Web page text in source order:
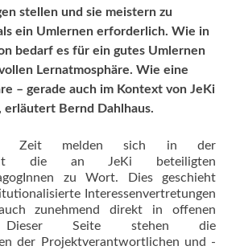
stellen und sie meistern zu
ein Umlernen erforderlich. Wie in
bedarf es für ein gutes Umlernen
Lernatmosphäre. Wie eine
– gerade auch im Kontext von JeKi
erläutert Bernd Dahlhaus.
Zeit melden sich in der
die an JeKi beteiligten
zu Wort. Dies geschieht
Inte­ressen­vertretungen
zunehmend direkt in offenen
Dieser Seite stehen die
der Projektverantwortlichen und -